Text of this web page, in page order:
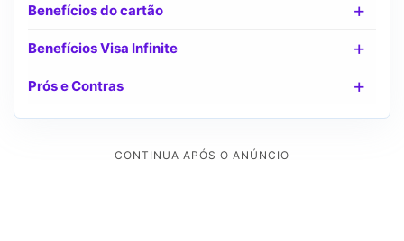
Benefícios do cartão
Benefícios Visa Infinite
Prós e Contras